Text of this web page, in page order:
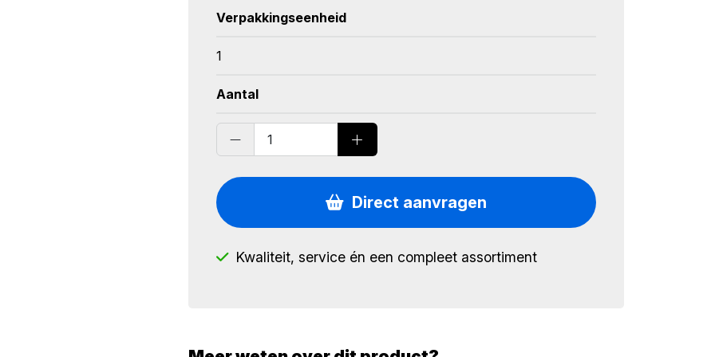
Verpakkingseenheid
1
Aantal
Direct aanvragen
Kwaliteit, service én een compleet assortiment